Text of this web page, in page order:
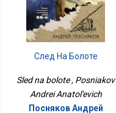
След На Болоте
Sled na bolote , Posniakov
Andrei Anatol'evich
Посняков Андрей